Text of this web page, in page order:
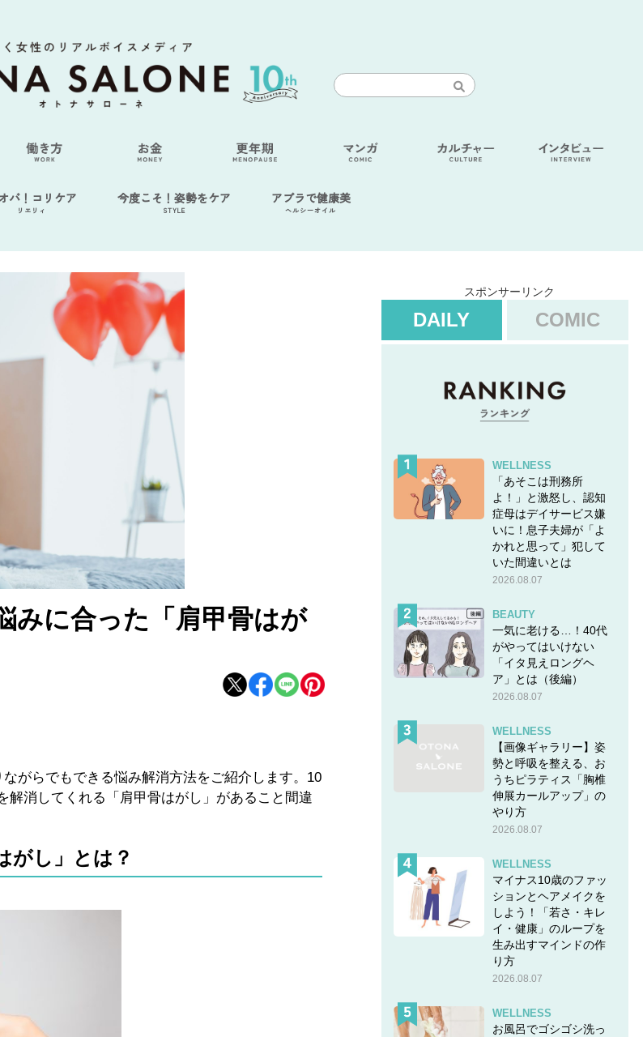
バ！コリケア
リエリィ
今度こそ！姿勢をケア
STYLE
アブラで健康美
ヘルシーオイル
みに合った「肩甲骨はが
がらでもできる悩み解消方法をご紹介します。10
消してくれる「肩甲骨はがし」があること間違
がし」とは？
スポンサーリンク
DAILY COMIC
WELLNESS
「あそこは刑務所
よ！」と激怒し、認知
症母はデイサービス嫌
いに！息子夫婦が「よ
かれと思って」犯して
いた間違いとは
2026.08.07
BEAUTY
一気に老ける…！40代
がやってはいけない
「イタ見えロングヘ
ア」とは（後編）
2026.08.07
WELLNESS
【画像ギャラリー】姿
勢と呼吸を整える、お
うちピラティス「胸椎
伸展カールアップ」の
やり方
2026.08.07
WELLNESS
マイナス10歳のファッ
ションとヘアメイクを
しよう！「若さ・キレ
イ・健康」のループを
生み出すマインドの作
り方
2026.08.07
WELLNESS
お風呂でゴシゴシ洗っ